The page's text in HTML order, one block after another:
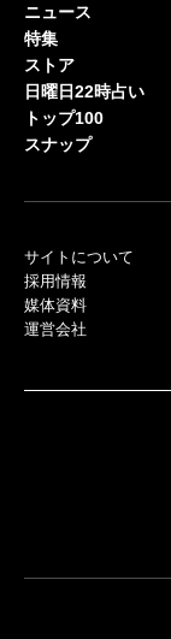
ニュース
特集
ストア
日曜日22時占い
トップ100
スナップ
サイトについて
採用情報
媒体資料
運営会社